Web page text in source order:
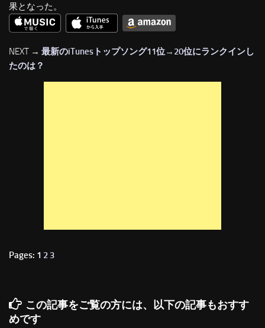
果となった。
NEXT → 最新のiTunesトップソング11位→20位にランクインし
たのは？
Pages: 1 2 3
この記事をご覧の方には、以下の記事もおすす
めです